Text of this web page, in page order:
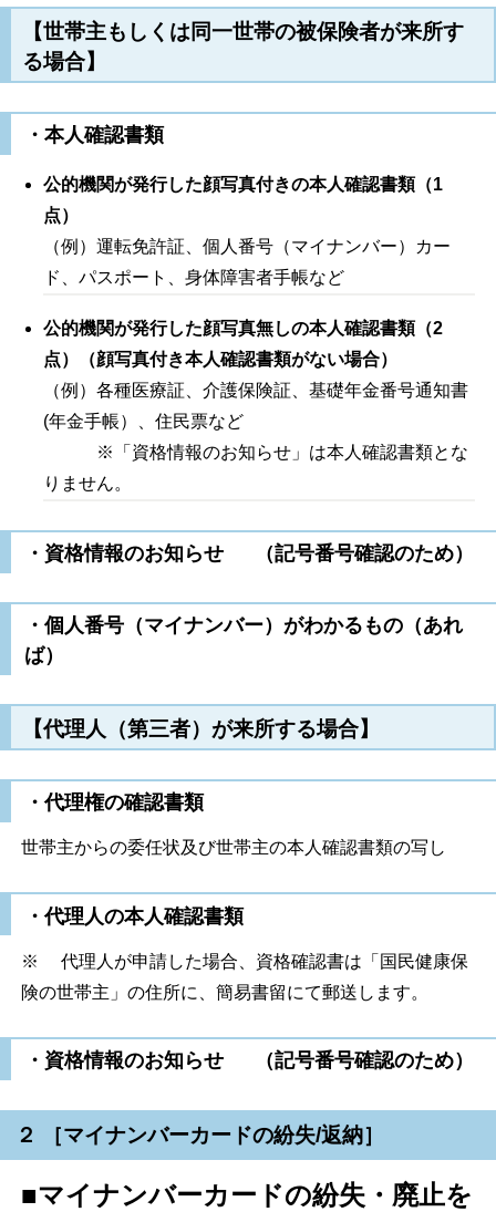
【世帯主もしくは同一世帯の被保険者が来所す
る場合】
・本人確認書類
公的機関が発行した顔写真付きの本人確認書類（1
点）
（例）運転免許証、個人番号（マイナンバー）カー
ド、パスポート、身体障害者手帳など
公的機関が発行した顔写真無しの本人確認書類（2
点）（顔写真付き本人確認書類がない場合）
（例）各種医療証、介護保険証、基礎年金番号通知書
(年金手帳）、住民票など
※「資格情報のお知らせ」は本人確認書類とな
りません。
・資格情報のお知らせ （記号番号確認のため）
・個人番号（マイナンバー）がわかるもの（あれ
ば）
【代理人（第三者）が来所する場合】
・代理権の確認書類
世帯主からの委任状及び世帯主の本人確認書類の写し
・代理人の本人確認書類
※ 代理人が申請した場合、資格確認書は「国民健康保
険の世帯主」の住所に、簡易書留にて郵送します。
・資格情報のお知らせ （記号番号確認のため）
２ ［マイナンバーカードの紛失/返納］
■マイナンバーカードの紛失・廃止を